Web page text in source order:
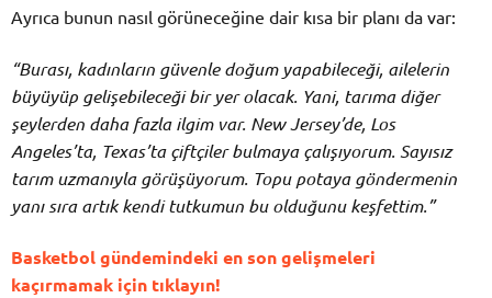
Ayrıca bunun nasıl görüneceğine dair kısa bir planı da var:
“Burası, kadınların güvenle doğum yapabileceği, ailelerin
büyüyüp gelişebileceği bir yer olacak. Yani, tarıma diğer
şeylerden daha fazla ilgim var. New Jersey’de, Los
Angeles’ta, Texas’ta çiftçiler bulmaya çalışıyorum. Sayısız
tarım uzmanıyla görüşüyorum. Topu potaya göndermenin
yanı sıra artık kendi tutkumun bu olduğunu keşfettim.”
Basketbol gündemindeki en son gelişmeleri
kaçırmamak için tıklayın!